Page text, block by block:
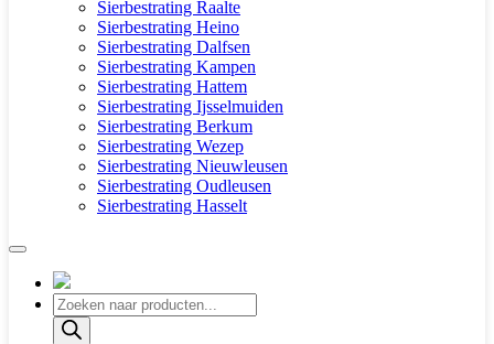
Sierbestrating Raalte
Sierbestrating Heino
Sierbestrating Dalfsen
Sierbestrating Kampen
Sierbestrating Hattem
Sierbestrating Ijsselmuiden
Sierbestrating Berkum
Sierbestrating Wezep
Sierbestrating Nieuwleusen
Sierbestrating Oudleusen
Sierbestrating Hasselt
Producten
zoeken